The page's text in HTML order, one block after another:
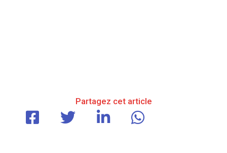
Partagez cet article